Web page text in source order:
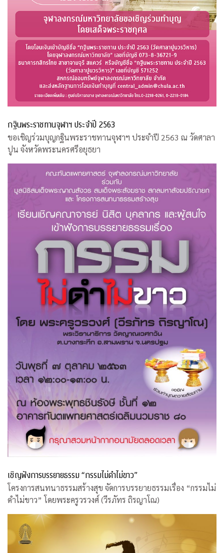
กฐินพระราชทานจุฬาฯ ประจำปี 2563
ขอเชิญร่วมบุญกฐินพระราชทานจุฬาฯ ประจำปี 2563 ณ วัดศาลา
ปูน จังหวัดพระนครศรีอยุธยา
เชิญฟังการบรรยายธรรม “กรรมไม่ดำไม่ขาว”
โครงการสนทนาธรรมสร้างสุข จัดการบรรยายธรรมเรื่อง “กรรมไม่
ดำไม่ขาว” โดยพระครูวรวงศ์ (วีรภัทร ถิรญาโณ)